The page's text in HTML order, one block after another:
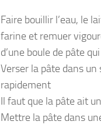
Faire bouillir l’eau, le
farine et remuer
d’une boule de pâte
Verser la pâte dans
rapidement
Il faut que la pâte ait
Mettre la pâte dans